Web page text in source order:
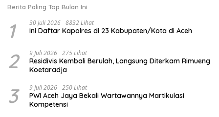
Berita Paling Top Bulan Ini
1 30 Juli 2026 8832 Lihat
Ini Daftar Kapolres di 23 Kabupaten/Kota di Aceh
2 9 Juli 2026 275 Lihat
Residivis Kembali Berulah, Langsung Diterkam Rimueng
Koetaradja
3 9 Juli 2026 250 Lihat
PWI Aceh Jaya Bekali Wartawannya Martikulasi
Kompetensi